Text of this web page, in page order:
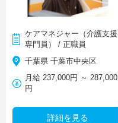
ケアマネジャー（介護支援
専門員） / 正職員
千葉県 千葉市中央区
月給 237,000円 ～ 287,000
円
詳細を見る